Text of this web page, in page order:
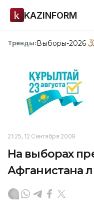
KAZINFORM
Тренды:Выборы-2026
21:25, 12 Сентября 2009
На выборах
Афганистана